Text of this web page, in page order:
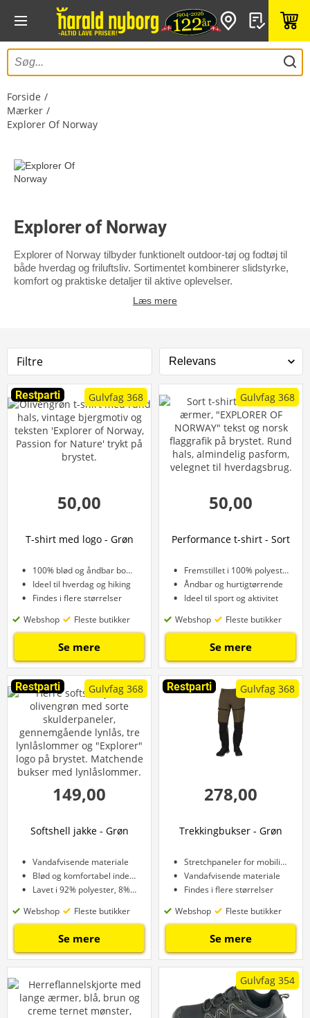
Forside
Mærker
Explorer Of Norway
Explorer of Norway
Explorer of Norway tilbyder funktionelt outdoor-tøj og fodtøj til
både hverdag og friluftsliv. Sortimentet kombinerer slidstyrke,
komfort og praktiske detaljer til aktive oplevelser.
Læs mere
Filtre
Restparti Gulvfag 368
50,00
T-shirt med logo - Grøn
100% blød og åndbar bomuld
Ideel til hverdag og hiking
Findes i flere størrelser
Webshop
Fleste butikker
Se mere
Gulvfag 368
50,00
Performance t-shirt - Sort
Fremstillet i 100% polyester
Åndbar og hurtigtørrende
Ideel til sport og aktivitet
Webshop
Fleste butikker
Se mere
Restparti Gulvfag 368
149,00
Softshell jakke - Grøn
Vandafvisende materiale
Blød og komfortabel inderside
Lavet i 92% polyester, 8% spandex
Webshop
Fleste butikker
Se mere
Restparti Gulvfag 368
278,00
Trekkingbukser - Grøn
Stretchpaneler for mobilitet
Vandafvisende materiale
Findes i flere størrelser
Webshop
Fleste butikker
Se mere
Gulvfag 354